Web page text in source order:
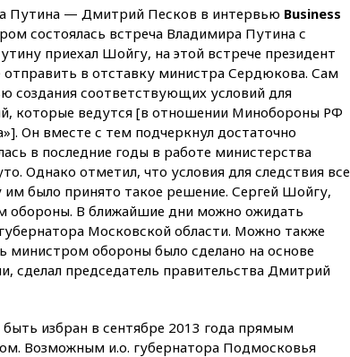
выросли нефтегазовые
доходы российского бюджета
вчера, 22:15Аксаков: ЦБ
согласовал первый стандарт
исламского банкинга
вчера, 21:43Организаторы
«Интервидения»
подтвердили, что конкурс
пройдет в Саудовской Аравии
вчера, 21:35Машков: в РФ
подготовили концепцию
развития театрального
искусства до 2035 года
вчера, 21:21Правительство
РФ разрешило продажу
вчера, 21:15 Путин обсудил с
Путина — Дмитрий Песков в интервью Business
состоялась встреча Владимира Путина с
приехал Шойгу, на этой встрече президент
в отставку министра Сердюкова. Сам
создания соответствующих условий для
которые ведутся [в отношении Минобороны РФ
Он вместе с тем подчеркнул достаточно
в последние годы в работе министерства
Однако отметил, что условия для следствия все
было принято такое решение. Сергей Шойгу,
обороны. В ближайшие дни можно ожидать
Московской области. Можно также
министром обороны было сделано на основе
сделал председатель правительства Дмитрий
избран в сентябре 2013 года прямым
Возможным и.о. губернатора Подмосковья